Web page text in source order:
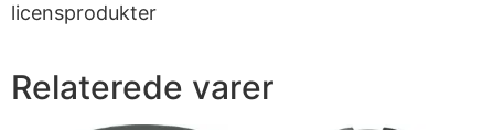
licensprodukter
Relaterede varer